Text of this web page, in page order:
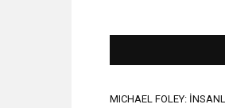
MICHAEL FOLEY: